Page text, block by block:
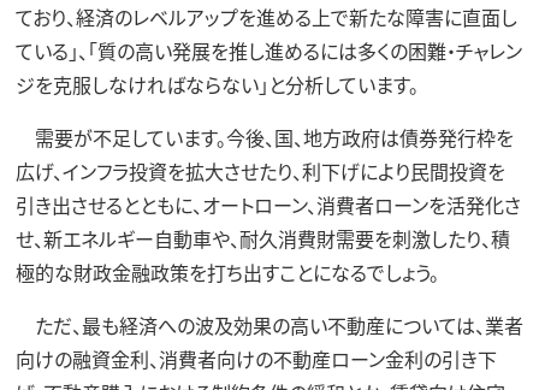
ており、経済のレベルアップを進める上で新たな障害に直面し
ている」、「質の高い発展を推し進めるには多くの困難・チャレン
ジを克服しなければならない」と分析しています。
需要が不足しています。今後、国、地方政府は債券発行枠を
広げ、インフラ投資を拡大させたり、利下げにより民間投資を
引き出させるとともに、オートローン、消費者ローンを活発化さ
せ、新エネルギー自動車や、耐久消費財需要を刺激したり、積
極的な財政金融政策を打ち出すことになるでしょう。
ただ、最も経済への波及効果の高い不動産については、業者
向けの融資金利、消費者向けの不動産ローン金利の引き下